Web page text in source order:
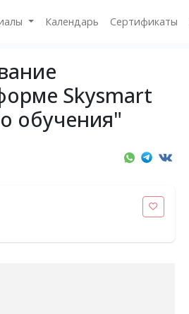
Календарь Сертификаты
Skysmart
обучения"